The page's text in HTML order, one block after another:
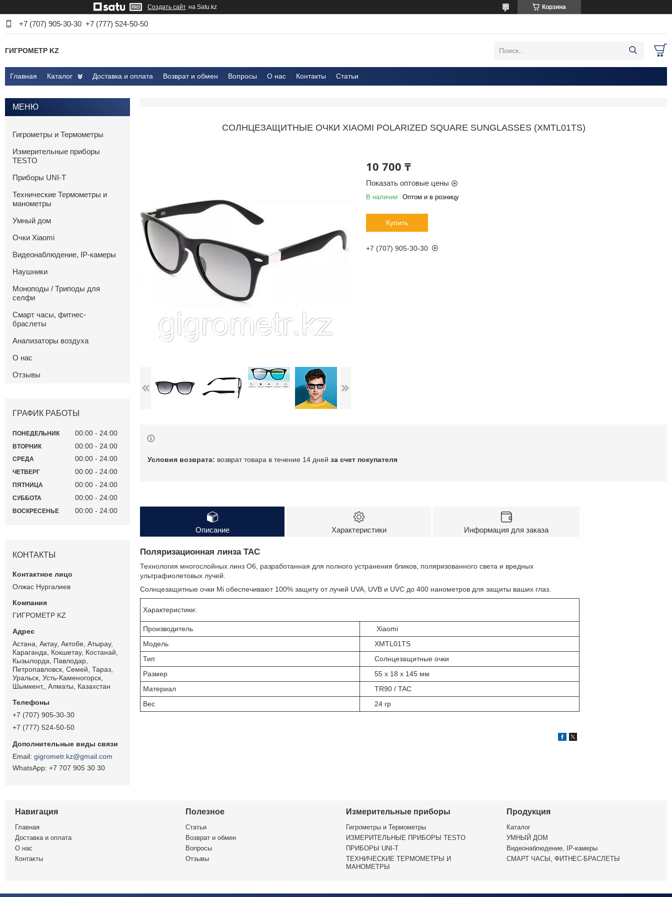
Создать сайт на Satu.kz Корзина
+7 (707) 905-30-30 +7 (777) 524-50-50
ГИГРОМЕТР KZ
Главная Каталог Доставка и оплата Возврат и обмен Вопросы О нас Контакты Статьи
СОЛНЦЕЗАЩИТНЫЕ ОЧКИ XIAOMI POLARIZED SQUARE SUNGLASSES (XMTL01TS)
10 700 ₸
Показать оптовые цены
В наличии Оптом и в розницу
Купить
+7 (707) 905-30-30
возврат товара в течение 14 дней за счет покупателя
Описание Характеристики Информация для заказа
Поляризационная линза TAC
Технология многослойных линз O6, разработанная для полного устранения бликов, поляризованного света и вредных
ультрафиолетовых лучей.
Солнцезащитные очки Mi обеспечивают 100% защиту от лучей UVA, UVB и UVC до 400 нанометров для защиты ваших глаз.
Характеристики:
Производитель
Xiaomi
Модель
XMTL01TS
Тип
Солнцезащитные очки
Размер
55 x 18 x 145 мм
Материал
TR90 / TAC
Вес
24 гр
Гигрометры и Термометры
Измерительные приборы
TESTO
Приборы UNI-T
Технические Термометры и
манометры
Умный дом
Очки Xiaomi
Видеонаблюдение, IP-камеры
Наушники
Моноподы / Триподы для
селфи
Смарт часы, фитнес-
браслеты
Анализаторы воздуха
О нас
Отзывы
ГРАФИК РАБОТЫ
ПОНЕДЕЛЬНИК 00:00 24:00
ВТОРНИК 00:00 24:00
СРЕДА 00:00 24:00
ЧЕТВЕРГ 00:00 24:00
ПЯТНИЦА 00:00 24:00
СУББОТА 00:00 24:00
ВОСКРЕСЕНЬЕ 00:00 24:00
КОНТАКТЫ
Олжас Нургалиев
ГИГРОМЕТР KZ
Астана, Актау, Актобе, Атырау,
Караганда, Кокшетау, Костанай,
Кызылорда, Павлодар,
Петропавловск, Семей, Тараз,
Уральск, Усть-Каменогорск,
Шымкент,, Алматы, Казахстан
+7 (707) 905-30-30
+7 (777) 524-50-50
gigrometr.kz@gmail.com
+7 707 905 30 30
Навигация
Главная
Доставка и оплата
О нас
Контакты
Полезное
Статьи
Возврат и обмен
Вопросы
Отзывы
Измерительные приборы
Гигрометры и Термометры
ИЗМЕРИТЕЛЬНЫЕ ПРИБОРЫ TESTO
ПРИБОРЫ UNI-T
ТЕХНИЧЕСКИЕ ТЕРМОМЕТРЫ И
МАНОМЕТРЫ
Продукция
Каталог
УМНЫЙ ДОМ
Видеонаблюдение, IP-камеры
СМАРТ ЧАСЫ, ФИТНЕС-БРАСЛЕТЫ